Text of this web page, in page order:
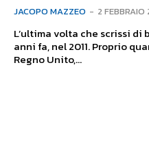
JACOPO MAZZEO - 2 FEBBRAIO
L’ultima volta che scrissi
anni fa, nel 2011. Proprio
Regno Unito,...